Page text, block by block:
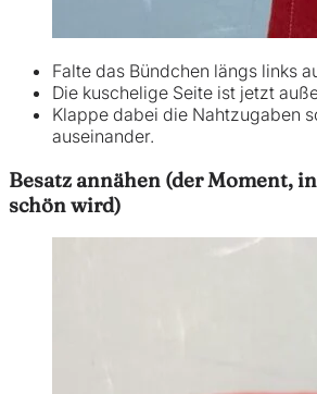
Falte das Bündchen längs links
Die kuschelige Seite ist jetzt
Klappe dabei die Nahtzugaben
auseinander.
Besatz annähen (der Moment,
schön wird)